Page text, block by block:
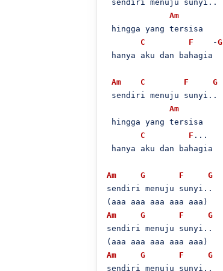
sendiri menuju sunyi..
Am
hingga yang tersisa
C
F
    -
G
hanya aku dan bahagia
Am C F
G
sendiri menuju sunyi..
Am
hingga yang tersisa
C
F ...
hanya aku dan bahagia
Am G F
G
sendiri menuju sunyi..
Am
G F
G
sendiri menuju sunyi..
Am
G F
G
sendiri menuju sunyi..